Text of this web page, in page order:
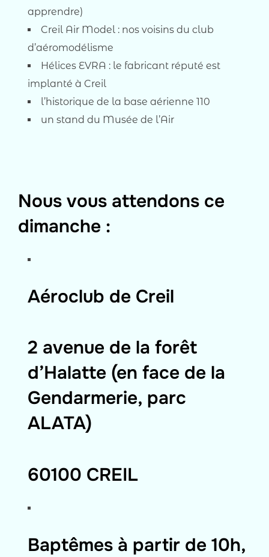
apprendre)
Creil Air Model : nos voisins du club
d’aéromodélisme
Hélices EVRA : le fabricant réputé est
implanté à Creil
l’historique de la base aérienne 110
un stand du Musée de l’Air
Nous vous attendons ce
dimanche :
Aéroclub de Creil
2 avenue de la forêt
d’Halatte (en face de la
Gendarmerie, parc
ALATA)
60100 CREIL
Baptêmes à partir de 10h,